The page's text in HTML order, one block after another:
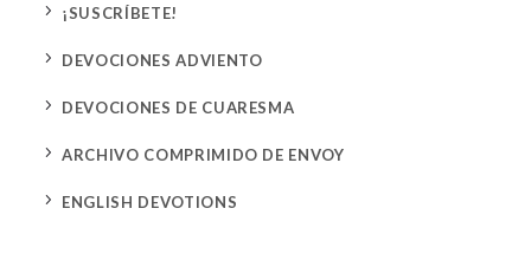
5 ¡SUSCRÍBETE!
5 DEVOCIONES ADVIENTO
5 DEVOCIONES DE CUARESMA
5 ARCHIVO COMPRIMIDO DE ENVOY
5 ENGLISH DEVOTIONS